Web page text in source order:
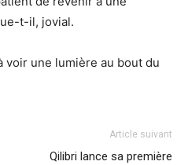
t-il, jovial.
voir une lumière au bout du
Article suivant
Qilibri lance sa première